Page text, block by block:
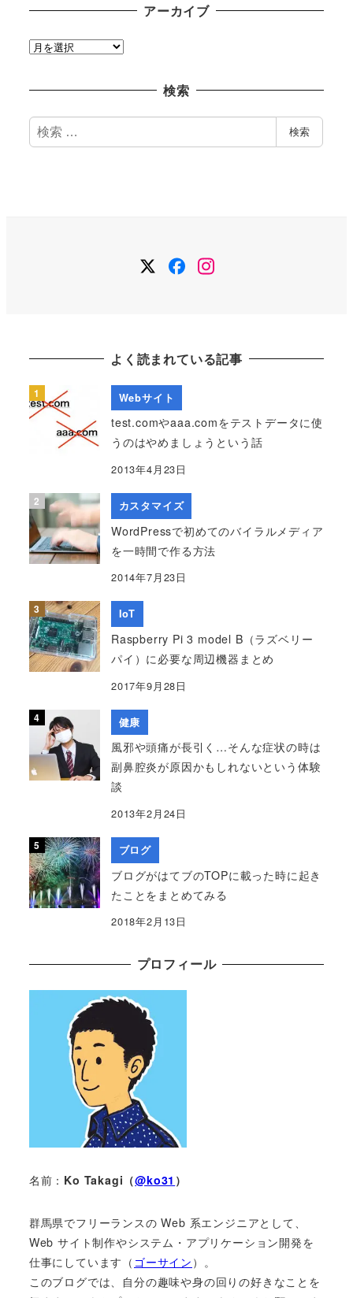
アーカイブ
ア
ブ
検索
検
索
検索
Twitter
Facebook
Instagram
よく読まれている記事
Webサイト
test.comやaaa.comをテストデータに使
うのはやめましょうという話
2013年4月23日
カスタマイズ
WordPressで初めてのバイラルメディア
を一時間で作る方法
2014年7月23日
IoT
Raspberry Pi 3 model B（ラズベリー
パイ）に必要な周辺機器まとめ
2017年9月28日
健康
風邪や頭痛が長引く…そんな症状の時は
副鼻腔炎が原因かもしれないという体験
談
2013年2月24日
ブログ
ブログがはてブのTOPに載った時に起き
たことをまとめてみる
2018年2月13日
プロフィール
名前： Ko Takagi（@ko31 ）
群馬県でフリーランスの Web 系エンジニアとして、
Web サイト制作やシステム・アプリケーション開発を
仕事にしています（ ゴーサイン ）。
このブログでは、自分の趣味や身の回りの好きなことを